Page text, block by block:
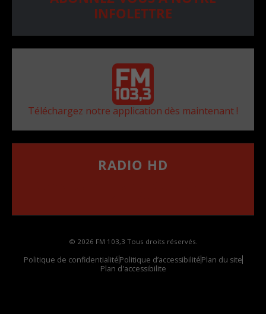
INFOLETTRE
Téléchargez notre application dès maintenant !
RADIO HD
© 2026 FM 103,3 Tous droits réservés.
Politique de confidentialitéPolitique d’accessibilitéPlan du site
Plan d'accessibilite